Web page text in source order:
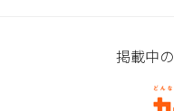
掲載中